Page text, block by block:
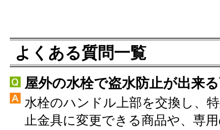
よくある質問一覧
屋外の水栓で盗水防止が出来
水栓のハンドル上部を交換し、
止金具に変更できる商品や、専